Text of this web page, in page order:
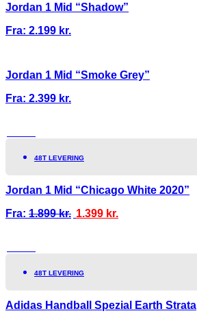
Jordan 1 Mid “Shadow”
Fra: 2.199 kr.
Jordan 1 Mid “Smoke Grey”
Fra: 2.399 kr.
48T LEVERING
Jordan 1 Mid “Chicago White 2020”
Fra: 1.899kr. 1.399 kr.
48T LEVERING
Adidas Handball Spezial Earth Strata